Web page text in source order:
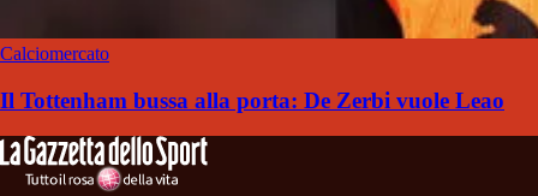
Calciomercato
Il Tottenham bussa alla porta: De Zerbi vuole Leao